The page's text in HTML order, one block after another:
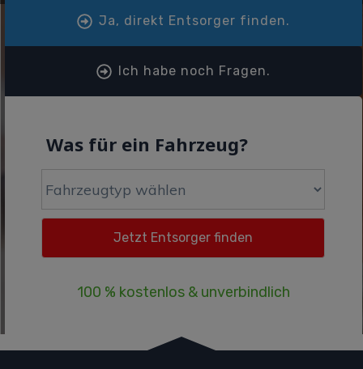
Ja, direkt Entsorger finden.
Ich habe noch Fragen.
Was für ein Fahrzeug?
100 % kostenlos & unverbindlich